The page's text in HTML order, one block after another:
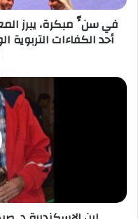
ر
في سنٍّ مبكرة، يبرز
أحد الكفاءات التربوية